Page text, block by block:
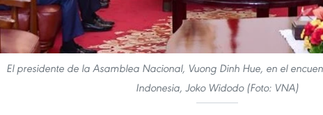
El presidente de la Asamblea Nacional, Vuong Dinh Hue, en el
Indonesia, Joko Widodo (Foto: VNA)